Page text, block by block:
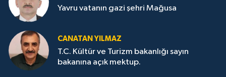
Yavru vatanın gazi şehri Mağusa
CANATAN YILMAZ
T.C. Kültür ve Turizm bakanlığı sayın
bakanına açık mektup.